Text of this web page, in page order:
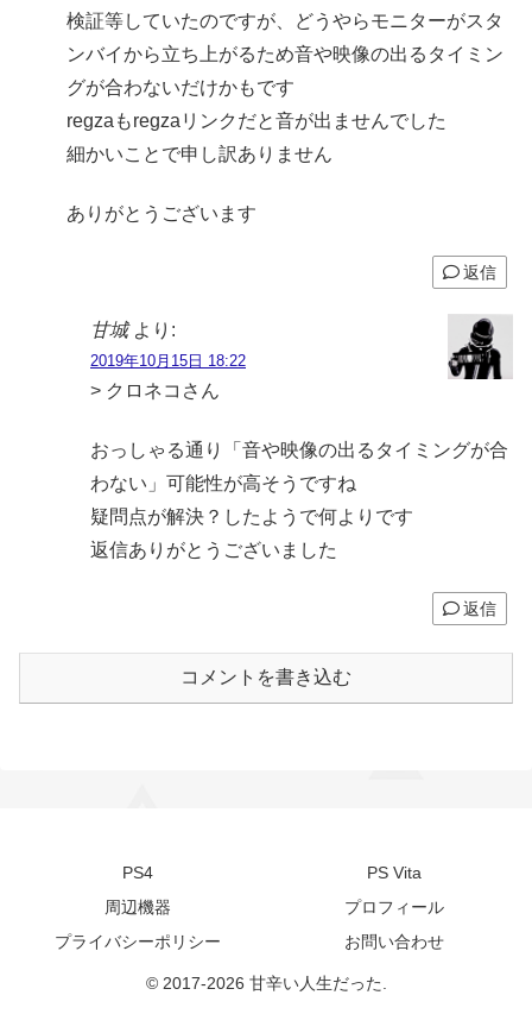
検証等していたのですが、どうやらモニターがスタ
ンバイから立ち上がるため音や映像の出るタイミン
グが合わないだけかもです
regzaもregzaリンクだと音が出ませんでした
細かいことで申し訳ありません
ありがとうございます
返信
甘城 より:
2019年10月15日 18:22
> クロネコさん
おっしゃる通り「音や映像の出るタイミングが合
わない」可能性が高そうですね
疑問点が解決？したようで何よりです
返信ありがとうございました
返信
コメントを書き込む
PS4
PS Vita
周辺機器
プロフィール
プライバシーポリシー
お問い合わせ
© 2017-2026 甘辛い人生だった.